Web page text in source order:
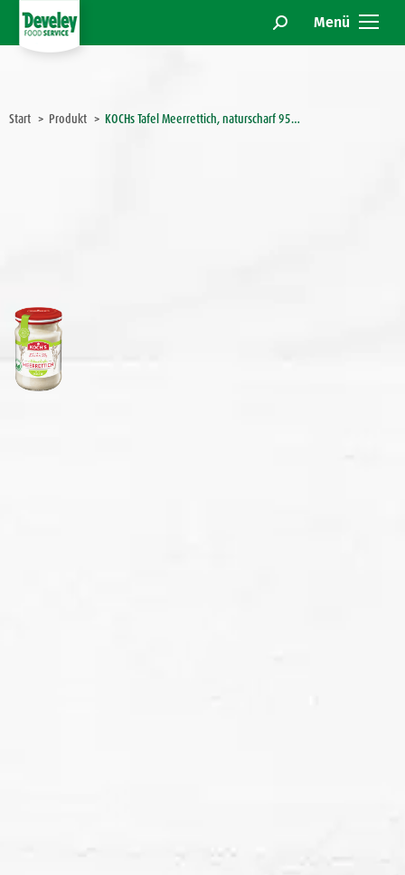
Menü
Search:
Start Produkt KOCHs Tafel Meerrettich, naturscharf 95…